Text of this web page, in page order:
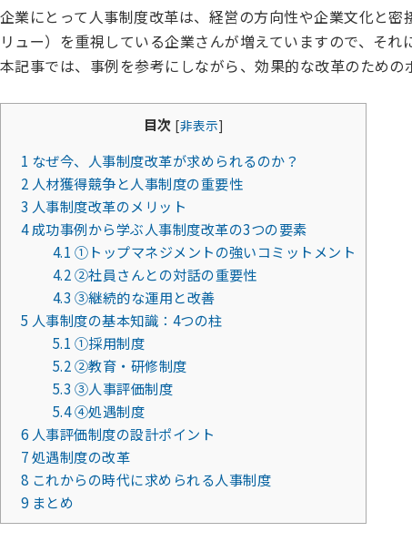
企業にとって人事制度改革は、経営の方向性や企業文化と
リュー）を重視している企業さんが増えていますので、そ
本記事では、事例を参考にしながら、効果的な改革のための
目次 [非表示]
1 なぜ今、人事制度改革が求められるのか？
2 人材獲得競争と人事制度の重要性
3 人事制度改革のメリット
4成功事例から学ぶ人事制度改革の3つの要素
4.1 ①トップマネジメントの強いコミットメント
4.2②社員さんとの対話の重要性
4.3 ③継続的な運用と改善
5 人事制度の基本知識：4つの柱
5.1 ①採用制度
5.2②教育・研修制度
5.3 ③人事評価制度
5.4④処遇制度
6 人事評価制度の設計ポイント
7処遇制度の改革
8 これからの時代に求められる人事制度
9まとめ